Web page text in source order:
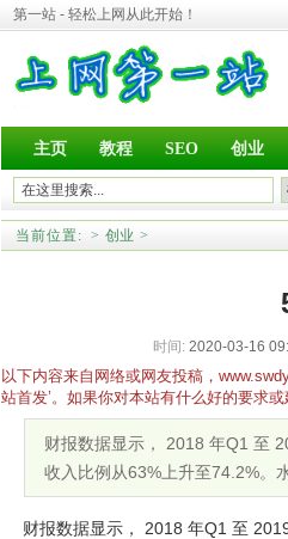
第一站 - 轻松上网从此开始！
主页 教程 SEO 创业
当前位置: > 创业 >
时间: 2020-03-16
以下内容来自网络或网友投稿，
站首发’。如果你对本站有什么好的要求
财报数据显示， 2018 年Q1 至
收入比例从63%上升至74.2%。
财报数据显示， 2018 年Q1 至